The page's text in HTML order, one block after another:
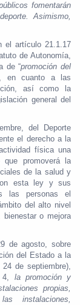
fomentarán
Asimismo,
el artículo 21.1.17
de Autonomía,
de “promoción del
en cuanto a las
así como la
general del
del Deporte
el derecho a la
física una
que promoverá la
de la salud y
esta ley y sus
las personas el
del alto nivel
o mejora
de agosto, sobre
del Estado a la
de septiembre),
4, la promoción y
propias,
instalaciones,